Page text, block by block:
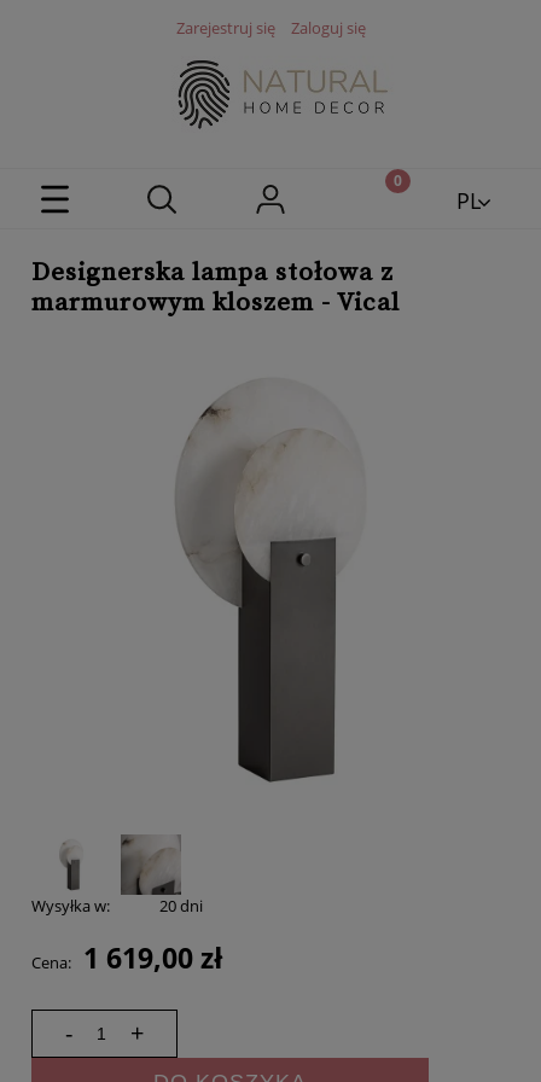
Zarejestruj się Zaloguj się
PL
Designerska lampa stołowa z
marmurowym kloszem - Vical
Wysyłka w: 20 dni
Cena: 1 619,00 zł
- +